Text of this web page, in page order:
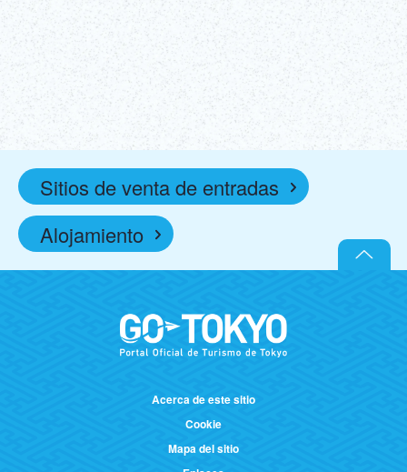
¡Más información!
(enlace externo)
Sitios de venta de entradas
Alojamiento
Acerca de este sitio
Cookie
Mapa del sitio